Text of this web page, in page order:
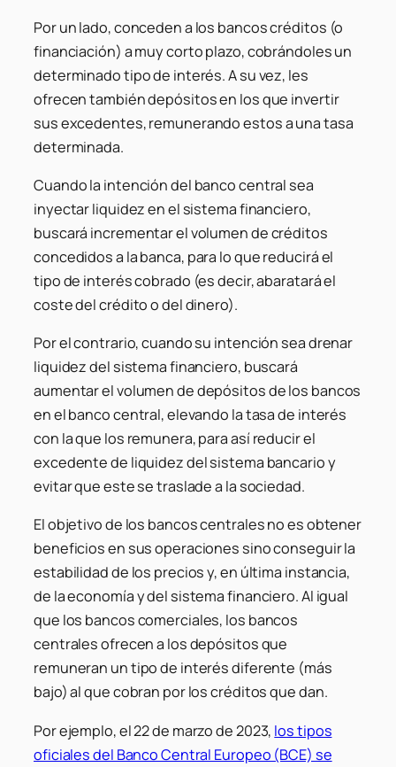
Por un lado, conceden a los bancos créditos (o
financiación) a muy corto plazo, cobrándoles un
determinado tipo de interés. A su vez, les
ofrecen también depósitos en los que invertir
sus excedentes, remunerando estos a una tasa
determinada.
Cuando la intención del banco central sea
inyectar liquidez en el sistema financiero,
buscará incrementar el volumen de créditos
concedidos a la banca, para lo que reducirá el
tipo de interés cobrado (es decir, abaratará el
coste del crédito o del dinero).
Por el contrario, cuando su intención sea drenar
liquidez del sistema financiero, buscará
aumentar el volumen de depósitos de los bancos
en el banco central, elevando la tasa de interés
con la que los remunera, para así reducir el
excedente de liquidez del sistema bancario y
evitar que este se traslade a la sociedad.
El objetivo de los bancos centrales no es obtener
beneficios en sus operaciones sino conseguir la
estabilidad de los precios y, en última instancia,
de la economía y del sistema financiero. Al igual
que los bancos comerciales, los bancos
centrales ofrecen a los depósitos que
remuneran un tipo de interés diferente (más
bajo) al que cobran por los créditos que dan.
Por ejemplo, el 22 de marzo de 2023, los tipos
oficiales del Banco Central Europeo (BCE) se